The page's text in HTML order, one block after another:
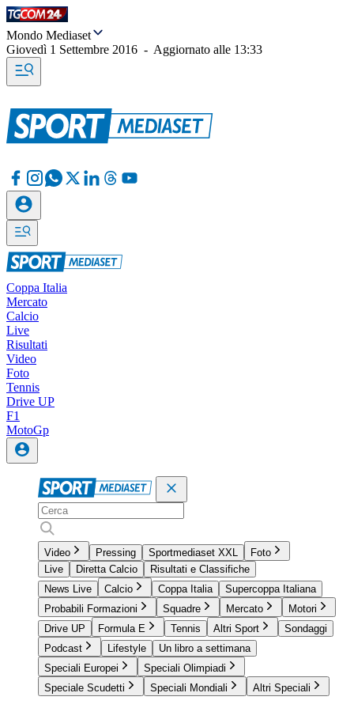
Mondo Mediaset
Giovedì 1 Settembre 2016 - Aggiornato alle 13:33
Coppa Italia
Mercato
Calcio
Live
Risultati
Video
Foto
Tennis
Drive UP
F1
MotoGp
Video Pressing Sportmediaset XXL
Foto
Live
Diretta Calcio
Risultati e Classifiche
News Live
Calcio Coppa Italia
Supercoppa Italiana
Probabili Formazioni
Squadre Mercato
Motori
Drive UP
Formula E Tennis Altri Sport
Sondaggi
Podcast
Lifestyle
Un libro a settimana
Speciali Europei
Speciali Olimpiadi
Speciale Scudetti
Speciali Mondiali Altri Speciali